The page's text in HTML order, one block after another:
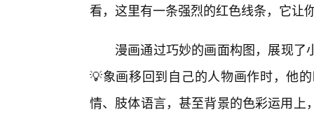
看，这里有一条强烈的红色线条，它让
漫画通过巧妙的画面构图，展现
💡象画移回到自己的人物画作时，他
情、肢体语言，甚至背景的色彩运用